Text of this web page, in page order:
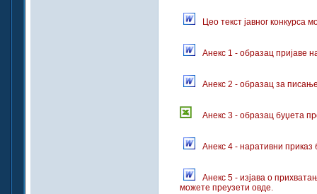
Цео текст јавног конкурса
Анекс 1 - образац пријаве
Анекс 2 - образац за
Анекс 3 - образац буџета
Анекс 4 - наративни приказ
Анекс 5 - изјава о
можете преузети овде.